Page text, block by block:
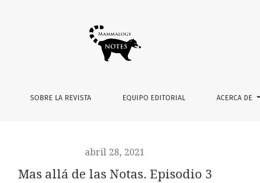
SOBRE LA REVISTA EQUIPO EDITORIAL ACERCA DE
abril 28, 2021
Mas allá de las Notas. Episodio 3